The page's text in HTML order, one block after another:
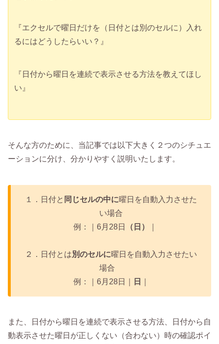
『エクセルで曜日だけを（日付とは別のセルに）入れ
るにはどうしたらいい？』
『日付から曜日を連続で表示させる方法を教えてほし
い』
そんな方のために、当記事では以下大きく２つのシチュエ
ーションに分け、分かりやすく説明いたします。
１．日付と 同じセルの中に曜日を自動入力させた
い場合
例：｜6月28日
（日）
２．日付とは別のセルに曜日を自動入力させたい
場合
例：｜6月28日｜
日
また、日付から曜日を連続で表示させる方法、日付から自
動表示させた曜日が正しくない（合わない）時の確認ポイ